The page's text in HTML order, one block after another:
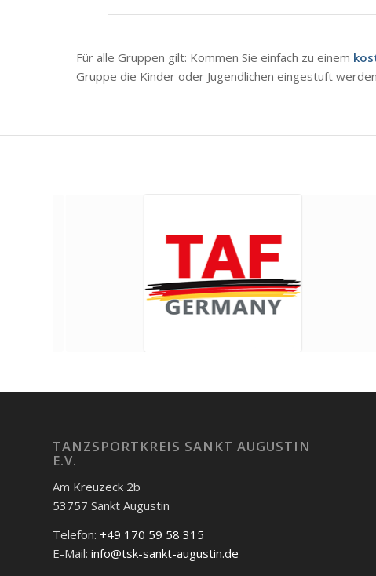
Für alle Gruppen gilt: Kommen Sie einfach zu einem
Gruppe die Kinder oder Jugendlichen eingestuft
TANZSPORTKREIS SANKT AUGUSTIN
E.V.
Am Kreuzeck 2b
53757 Sankt Augustin
Telefon: +49 170 59 58 315
E-Mail: info@tsk-sankt-augustin.de